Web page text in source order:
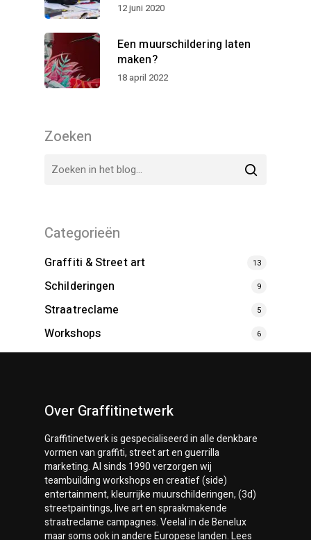
12 juni 2020
Een muurschildering laten
maken?
18 april 2022
Zoeken
Categorieën
Graffiti & Street art 13
Schilderingen 9
Straatreclame 5
Workshops 6
Over Graffitinetwerk
Graffitinetwerkis gespecialiseerd in alle denkbare
vormen van graffiti, street art en guerrilla
marketing. Al sinds 1990 verzorgen wij
teambuilding workshops en creatief (side)
entertainment, kleurrijke muurschilderingen, (3d)
streetpaintings, live art en spraakmakende
straatreclame campagnes. Veelal in de Benelux
maar soms ook in andere Europese landen. Lees